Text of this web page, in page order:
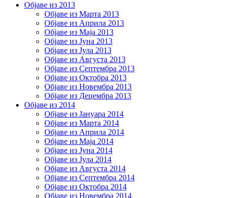
Објаве из 2013
Објаве из Марта 2013
Објаве из Априла 2013
Објаве из Маја 2013
Објаве из Јунa 2013
Објаве из Јула 2013
Објаве из Августа 2013
Објаве из Септембра 2013
Објаве из Октобра 2013
Објаве из Новембра 2013
Објаве из Децембра 2013
Објаве из 2014
Објаве из Јануара 2014
Објаве из Марта 2014
Објаве из Априла 2014
Објаве из Маја 2014
Објаве из Јуна 2014
Објаве из Јула 2014
Објаве из Августа 2014
Објаве из Септембра 2014
Објаве из Октобра 2014
Објаве из Новембра 2014